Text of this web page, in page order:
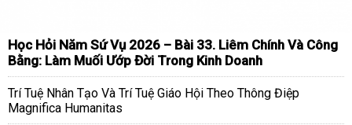
Học Hỏi Năm Sứ Vụ 2026 – Bài 33. Liêm Chính Và Công
Bằng: Làm Muối Ướp Đời Trong Kinh Doanh
Trí Tuệ Nhân Tạo Và Trí Tuệ Giáo Hội Theo Thông Điệp
Magnifica Humanitas